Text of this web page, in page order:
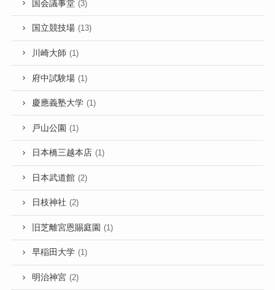
国会議事堂 (3)
国立競技場 (13)
川崎大師 (1)
府中試験場 (1)
慶應義塾大学 (1)
戸山公園 (1)
日本橋三越本店 (1)
日本武道館 (2)
日枝神社 (2)
旧芝離宮恩賜庭園 (1)
早稲田大学 (1)
明治神宮 (2)